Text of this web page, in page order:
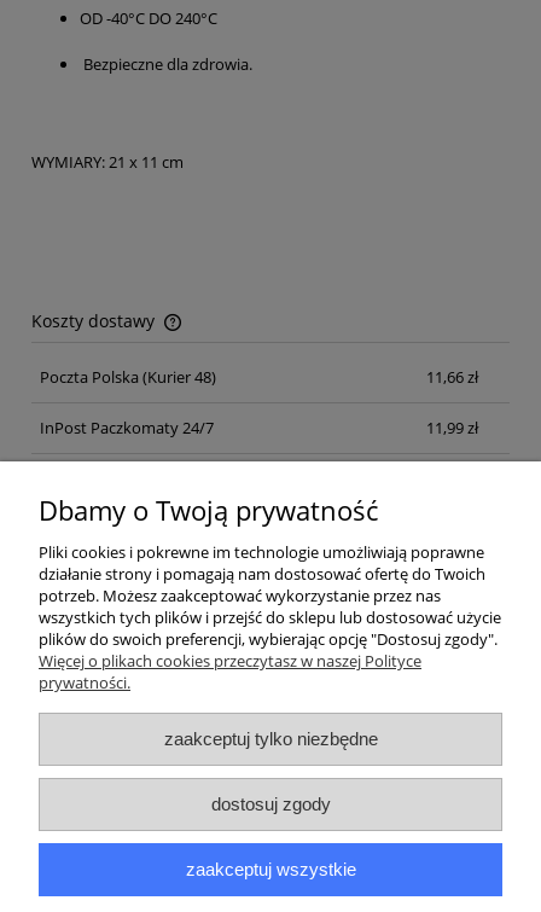
OD -40°C DO 240°C
Bezpieczne dla zdrowia.
WYMIARY: 21 x 11 cm
Koszty dostawy
Cena nie zawiera ewentualnych kosztów płatności
Poczta Polska (Kurier 48) 11,66 zł
InPost Paczkomaty 24/7 11,99 zł
Pomoc
Moje konto
Płatności i dostawa
Informacje
O nas
Dbamy o Twoją prywatność
Pliki cookies i pokrewne im technologie umożliwiają poprawne
działanie strony i pomagają nam dostosować ofertę do Twoich
potrzeb. Możesz zaakceptować wykorzystanie przez nas
wszystkich tych plików i przejść do sklepu lub dostosować użycie
plików do swoich preferencji, wybierając opcję "Dostosuj zgody".
Więcej o plikach cookies przeczytasz w naszej Polityce
prywatności.
zaakceptuj tylko niezbędne
dostosuj zgody
zaakceptuj wszystkie